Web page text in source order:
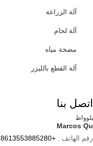
آلة الزراعة
آلة لحام
مضخة مياه
آلة القطع بالليزر
اتصل بنا
Marcos Qu
رقم الهاتف : +8613553885280